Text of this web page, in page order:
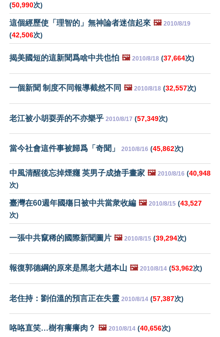
(50,990次)
這個經歷使「理智的」無神論者迷信起來 🖼️ 2010/8/19
(42,506次)
揭美國短的這新聞爲啥中共也怕 🖼️ 2010/8/18 (37,664次)
一個新聞 制度不同報導截然不同 🖼️ 2010/8/18 (32,557次)
老江被小胡耍弄的不亦樂乎 2010/8/17 (57,349次)
當今社會這件事被歸爲「奇聞」 2010/8/16 (45,862次)
中風清醒後忘掉煙癮 英男子成搶手畫家 🖼️ 2010/8/16 (40,948
次)
臺灣在60週年國殤日被中共當衆收編 🖼️ 2010/8/15 (43,527
次)
一張中共竄稀的國際新聞圖片 🖼️ 2010/8/15 (39,294次)
報復郭德綱的原來是黑老大趙本山 🖼️ 2010/8/14 (53,962次)
老住持：劉伯溫的預言正在失靈 2010/8/14 (57,387次)
咯咯直笑…樹有癢癢肉？ 🖼️ 2010/8/14 (40,656次)